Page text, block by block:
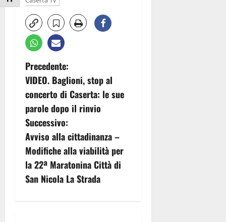
N
a
v
i
g
a
Precedente:
VIDEO. Baglioni, stop al
concerto di Caserta: le sue
parole dopo il rinvio
Successivo:
Avviso alla cittadinanza –
Modifiche alla viabilità per
la 22ª Maratonina Città di
San Nicola La Strada